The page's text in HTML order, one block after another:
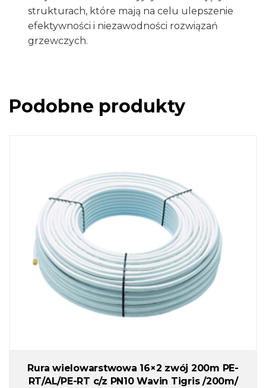
strukturach, które mają na celu ulepszenie
efektywności i niezawodności rozwiązań
grzewczych.
Podobne produkty
Rura wielowarstwowa 16×2 zwój 200m PE-
RT/AL/PE-RT c/z PN10 Wavin Tigris /200m/